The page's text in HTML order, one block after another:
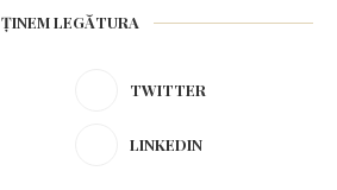
ȚINEM LEGĂTURA
TWITTER
LINKEDIN